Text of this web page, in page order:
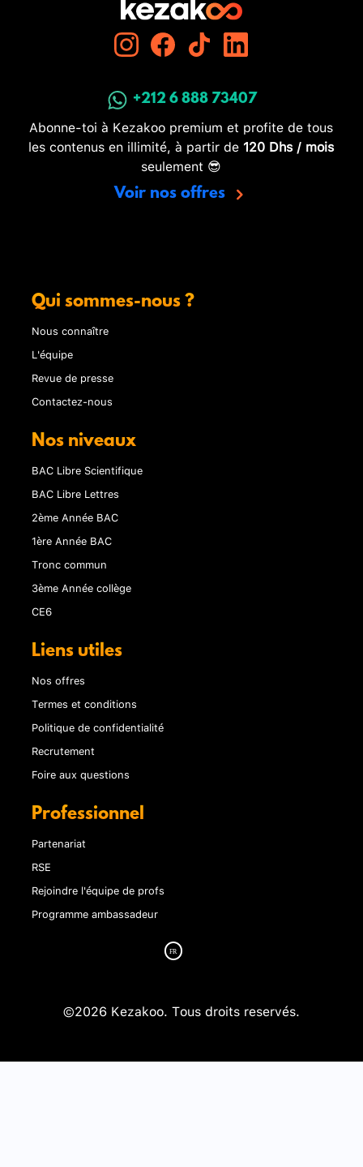
+212 6 888 73407
Abonne-toi à Kezakoo premium et profite de tous
les contenus en illimité, à partir de 120 Dhs / mois
seulement 😎
Voir nos offres
Qui sommes-nous ?
Nous connaître
L'équipe
Revue de presse
Contactez-nous
Nos niveaux
BAC Libre Scientifique
BAC Libre Lettres
2ème Année BAC
1ère Année BAC
Tronc commun
3ème Année collège
CE6
Liens utiles
Nos offres
Termes et conditions
Politique de confidentialité
Recrutement
Foire aux questions
Professionnel
Partenariat
RSE
Rejoindre l'équipe de profs
Programme ambassadeur
©2026 Kezakoo. Tous droits reservés.